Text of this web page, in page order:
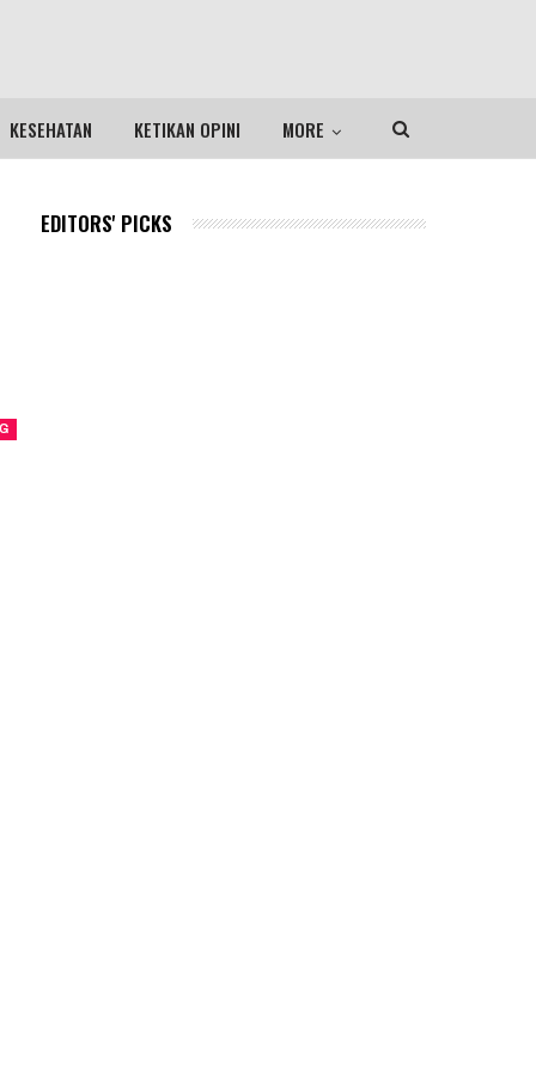
KESEHATAN KETIKAN OPINI MORE
EDITORS' PICKS